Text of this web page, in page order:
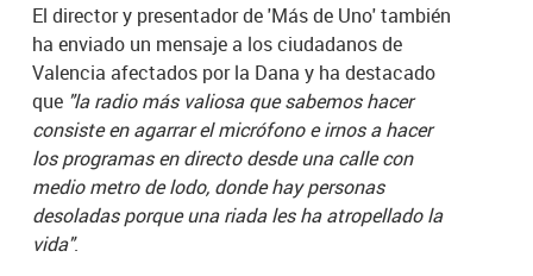
El director y presentador de 'Más de Uno' también
ha enviado un mensaje a los ciudadanos de
Valencia afectados por la Dana y ha destacado
que "la radio más valiosa que sabemos hacer
consiste en agarrar el micrófono e irnos a hacer
los programas en directo desde una calle con
medio metro de lodo, donde hay personas
desoladas porque una riada les ha atropellado la
vida".